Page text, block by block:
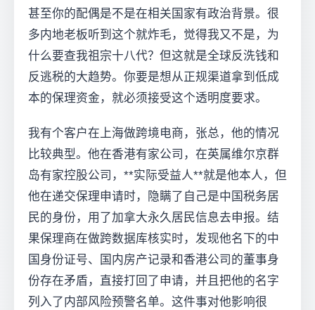
甚至你的配偶是不是在相关国家有政治背景。很
多内地老板听到这个就炸毛，觉得我又不是，为
什么要查我祖宗十八代？但这就是全球反洗钱和
反逃税的大趋势。你要是想从正规渠道拿到低成
本的保理资金，就必须接受这个透明度要求。
我有个客户在上海做跨境电商，张总，他的情况
比较典型。他在香港有家公司，在英属维尔京群
岛有家控股公司，**实际受益人**就是他本人，但
他在递交保理申请时，隐瞒了自己是中国税务居
民的身份，用了加拿大永久居民信息去申报。结
果保理商在做跨数据库核实时，发现他名下的中
国身份证号、国内房产记录和香港公司的董事身
份存在矛盾，直接打回了申请，并且把他的名字
列入了内部风险预警名单。这件事对他影响很